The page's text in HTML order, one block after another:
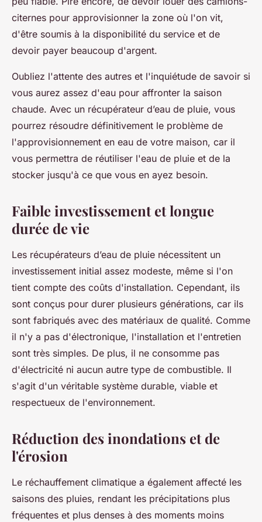
citernes pour approvisionner la zone où l'on vit,
d'être soumis à la disponibilité du service et de
devoir payer beaucoup d'argent.
Oubliez l'attente des autres et l'inquiétude de savoir si
vous aurez assez d'eau pour affronter la saison
chaude. Avec un récupérateur d’eau de pluie, vous
pourrez résoudre définitivement le problème de
l'approvisionnement en eau de votre maison, car il
vous permettra de réutiliser l'eau de pluie et de la
stocker jusqu'à ce que vous en ayez besoin.
Faible investissement et longue
durée de vie
Les récupérateurs d’eau de pluie nécessitent un
investissement initial assez modeste, même si l'on
tient compte des coûts d'installation. Cependant, ils
sont conçus pour durer plusieurs générations, car ils
sont fabriqués avec des matériaux de qualité. Comme
il n'y a pas d'électronique, l'installation et l'entretien
sont très simples. De plus, il ne consomme pas
d'électricité ni aucun autre type de combustible. Il
s'agit d'un véritable système durable, viable et
respectueux de l'environnement.
Réduction des inondations et de
l'érosion
Le réchauffement climatique a également affecté les
saisons des pluies, rendant les précipitations plus
fréquentes et plus denses à des moments moins